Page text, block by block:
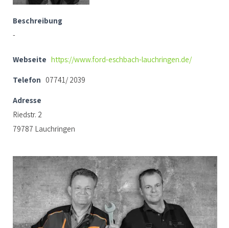
Beschreibung
-
Webseite https://www.ford-eschbach-lauchringen.de/
Telefon 07741/ 2039
Adresse
Riedstr. 2
79787 Lauchringen